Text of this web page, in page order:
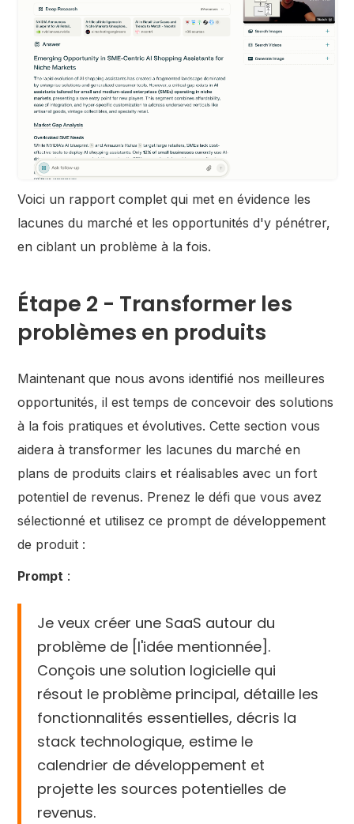
Voici un rapport complet qui met en évidence les
lacunes du marché et les opportunités d'y pénétrer,
en ciblant un problème à la fois.
Étape 2 - Transformer les
problèmes en produits
Maintenant que nous avons identifié nos meilleures
opportunités, il est temps de concevoir des solutions
à la fois pratiques et évolutives. Cette section vous
aidera à transformer les lacunes du marché en
plans de produits clairs et réalisables avec un fort
potentiel de revenus. Prenez le défi que vous avez
sélectionné et utilisez ce prompt de développement
de produit :
Prompt :
Je veux créer une SaaS autour du
problème de [l'idée mentionnée].
Conçois une solution logicielle qui
résout le problème principal, détaille les
fonctionnalités essentielles, décris la
stack technologique, estime le
calendrier de développement et
projette les sources potentielles de
revenus.